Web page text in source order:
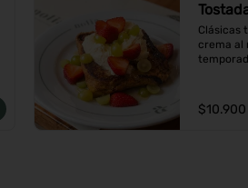
Clásicas
crema al
$10.900